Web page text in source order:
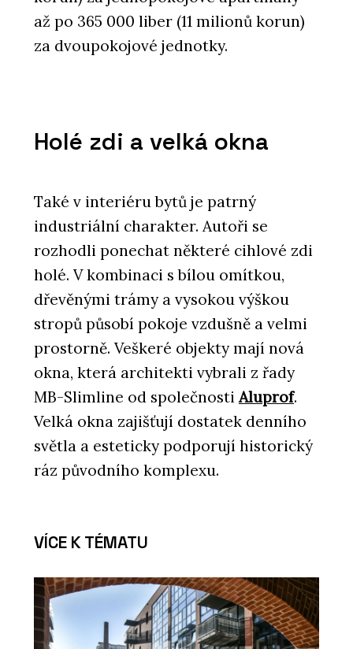
až po 365 000 liber (11 milionů korun)
za dvoupokojové jednotky.
Holé zdi a velká okna
Také v interiéru bytů je patrný
industriální charakter. Autoři se
rozhodli ponechat některé cihlové zdi
holé. V kombinaci s bílou omítkou,
dřevěnými trámy a vysokou výškou
stropů působí pokoje vzdušně a velmi
prostorně. Veškeré objekty mají nová
okna, která architekti vybrali z řady
MB-Slimline od společnostiAluprof.
Velká okna zajišťují dostatek denního
světla a esteticky podporují historický
ráz původního komplexu.
VÍCE K TÉMATU